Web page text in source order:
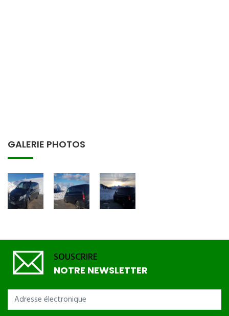
GALERIE PHOTOS
SOUSCRIRE
NOTRE NEWSLETTER